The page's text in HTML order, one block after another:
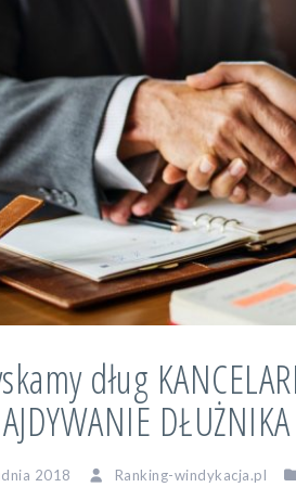
dług
DŁUŻNIKA
2018 Ranking-windykacja.pl